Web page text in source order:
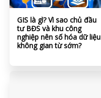
GIS là gì? Vì sao chủ đầu
tư BĐS và khu công
nghiệp nên số hóa dữ liệu
không gian từ sớm?